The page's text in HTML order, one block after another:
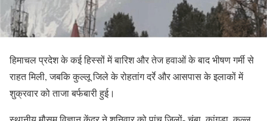
हिमाचल प्रदेश के कई हिस्सों में बारिश और तेज हवाओं के बाद भीषण गर्मी से
राहत मिली, जबकि कुल्लू जिले के रोहतांग दर्रे और आसपास के इलाकों में
शुक्रवार को ताजा बर्फबारी हुई।